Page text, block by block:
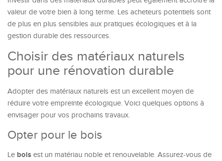
valeur de votre bien à long terme. Les acheteurs potentiels sont
de plus en plus sensibles aux pratiques écologiques et à la
gestion durable des ressources.
Choisir des matériaux naturels
pour une rénovation durable
Adopter des matériaux naturels est un excellent moyen de
réduire votre empreinte écologique. Voici quelques options à
envisager pour vos prochains travaux.
Opter pour le bois
Le bois est un matériau noble et renouvelable. Assurez-vous de